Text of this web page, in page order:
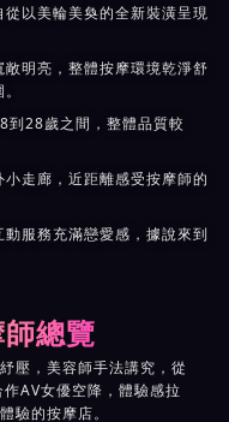
以美輪美奐的全新裝潢呈現
明亮，整體按摩環境乾淨舒
到28歲之間，整體品質較
走廊，近距離感受按摩師的
服務充滿戀愛感，據說來到
總覽
壓，美容師手法講究，從
AV女優空降，體驗感拉
驗的按摩店。